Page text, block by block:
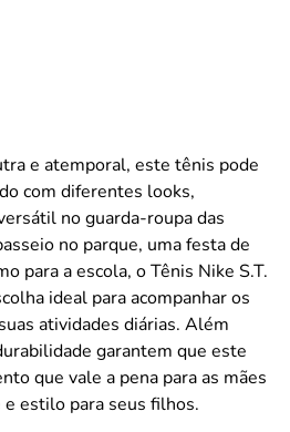
e atemporal, este tênis pode
com diferentes looks,
no guarda-roupa das
no parque, uma festa de
para a escola, o Tênis Nike S.T.
ideal para acompanhar os
atividades diárias. Além
garantem que este
que vale a pena para as mães
estilo para seus filhos.